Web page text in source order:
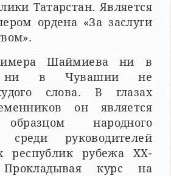
Татарстан. Является
ордена «За заслуги
Шаймиева ни в
ни в Чувашии не
слова. В глазах
он является
народного
среди руководителей
республик рубежа ХХ-
курс на